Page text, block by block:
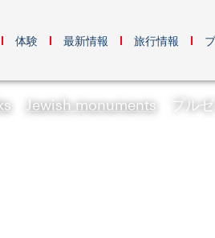
体験 最新情報 旅行情報
Jewish monuments プル